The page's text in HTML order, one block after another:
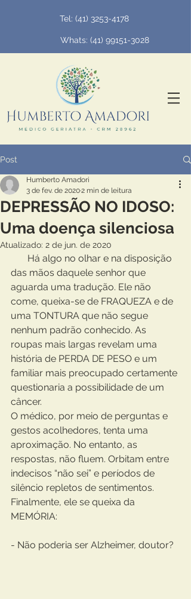
Tel: (41) 3253-4178
Whats: (41) 99151-3028
Post
DEPRESSÃO NO IDOSO:
Uma doença silenciosa
Humberto Amadori
3 de fev. de 20202 min de leitura
Atualizado: 2 de jun. de 2020
das mãos daquele senhor que
aguarda uma tradução. Ele não
come, queixa-se de FRAQUEZA e de
uma TONTURA que não segue
nenhum padrão conhecido. As
roupas mais largas revelam uma
história de PERDA DE PESO e um
familiar mais preocupado certamente
questionaria a possibilidade de um
câncer.
O médico, por meio de perguntas e
gestos acolhedores, tenta uma
aproximação. No entanto, as
respostas, não fluem. Orbitam entre
indecisos “não sei” e períodos de
silêncio repletos de sentimentos.
Finalmente, ele se queixa da
MEMÓRIA:
- Não poderia ser Alzheimer, doutor?